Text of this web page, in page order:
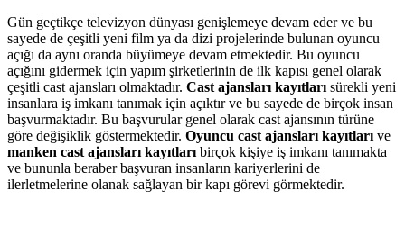
Gün geçtikçe televizyon dünyası genişlemeye devam eder ve bu
sayede de çeşitli yeni film ya da dizi projelerinde bulunan oyuncu
açığı da aynı oranda büyümeye devam etmektedir. Bu oyuncu
açığını gidermek için yapım şirketlerinin de ilk kapısı genel olarak
çeşitli cast ajansları olmaktadır. Cast ajansları kayıtları sürekli yeni
insanlara iş imkanı tanımak için açıktır ve bu sayede de birçok insan
başvurmaktadır. Bu başvurular genel olarak cast ajansının türüne
göre değişiklik göstermektedir. Oyuncu cast ajansları kayıtları ve
manken cast ajansları kayıtları birçok kişiye iş imkanı tanımakta
ve bununla beraber başvuran insanların kariyerlerini de
ilerletmelerine olanak sağlayan bir kapı görevi görmektedir.